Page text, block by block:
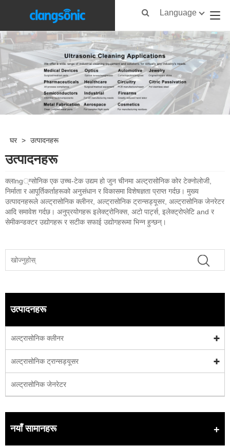
Language
घर > उत्पादनहरू
उत्पादनहरू
क्लाng्ग्सोनिक एक उच्च-टेक उद्यम हो जुन चीनमा अल्ट्रासोनिक कोर टेक्नोलोजी,
निर्माता र आपूर्तिकर्ताहरूको अनुसंधान र विकासमा विशेषज्ञता प्राप्त गर्दछ। मुख्य
उत्पादनहरूले अल्ट्रासोनिक क्लीनर, अल्ट्रासोनिक ट्रान्सड्यूसर, अल्ट्रासोनिक जेनरेटर
आदि समावेश गर्दछ। अनुप्रयोगहरू इलेक्ट्रोनिक्स, अटो पार्ट्स, इलेक्ट्रोप्लेटि and र
सेमीकन्डक्टर उद्योगहरू र सटीक सफाई उद्योगहरूमा भिन्न हुन्छन्।
उत्पादनहरू
अल्ट्रासोनिक क्लीनर
अल्ट्रासोनिक ट्रान्सड्यूसर
अल्ट्रासोनिक जेनरेटर
नयाँ सामानहरू